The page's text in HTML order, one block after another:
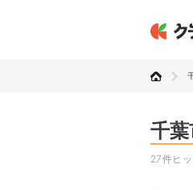
千
27件ヒ